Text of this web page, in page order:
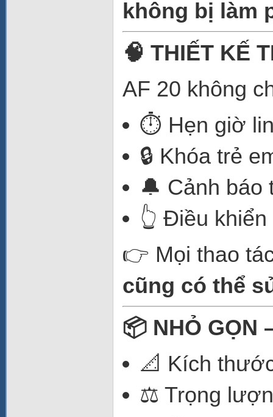
không bị làm
🧠 THIẾT KẾ
AF 20 không
⏱️ Hẹn giờ
🔒 Khóa trẻ
🔔 Cảnh báo
👆 Điều
👉 Mọi thao
cũng có thể
📦 NHỎ GỌN
📐 Kích
⚖️ Trọng